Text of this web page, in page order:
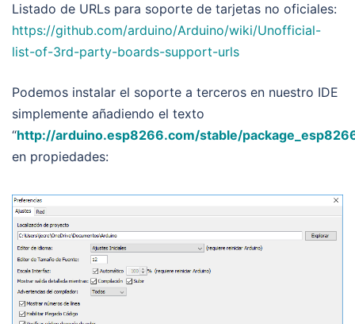
Listado de URLs para soporte de tarjetas no oficiales:
https://github.com/arduino/Arduino/wiki/Unofficial-
list-of-3rd-party-boards-support-urls
Podemos instalar el soporte a terceros en nuestro IDE
simplemente añadiendo el texto
“http://arduino.esp8266.com/stable/
en propiedades: